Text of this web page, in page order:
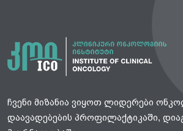
ჩვენი მიზანია ვიყოთ ლიდერები
დაავადებების პროფილაქტიკაში,